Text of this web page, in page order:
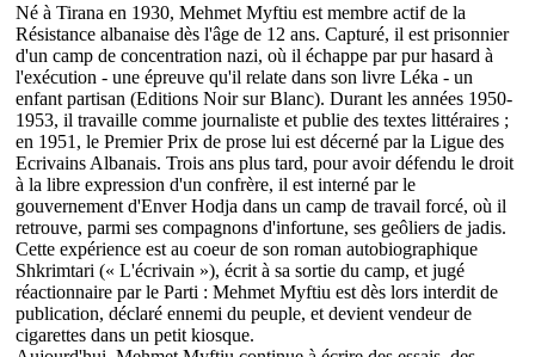
Né à Tirana en 1930, Mehmet Myftiu est membre actif de la
Résistance albanaise dès l'âge de 12 ans. Capturé, il est prisonnier
d'un camp de concentration nazi, où il échappe par pur hasard à
l'exécution - une épreuve qu'il relate dans son livre Léka - un
enfant partisan (Editions Noir sur Blanc). Durant les années 1950-
1953, il travaille comme journaliste et publie des textes littéraires ;
en 1951, le Premier Prix de prose lui est décerné par la Ligue des
Ecrivains Albanais. Trois ans plus tard, pour avoir défendu le droit
à la libre expression d'un confrère, il est interné par le
gouvernement d'Enver Hodja dans un camp de travail forcé, où il
retrouve, parmi ses compagnons d'infortune, ses geôliers de jadis.
Cette expérience est au coeur de son roman autobiographique
Shkrimtari (« L'écrivain »), écrit à sa sortie du camp, et jugé
réactionnaire par le Parti : Mehmet Myftiu est dès lors interdit de
publication, déclaré ennemi du peuple, et devient vendeur de
cigarettes dans un petit kiosque.